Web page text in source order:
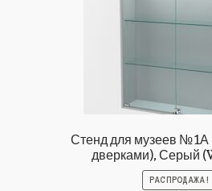
Стенд для музеев №1А
дверками), Серый
РАСПРОДАЖА!